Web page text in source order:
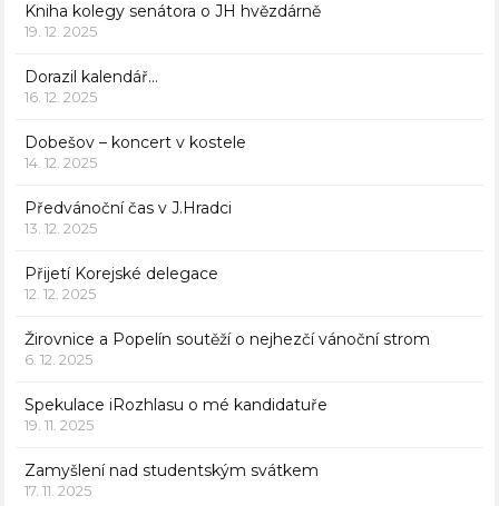
Kniha kolegy senátora o JH hvězdárně
19. 12. 2025
Dorazil kalendář…
16. 12. 2025
Dobešov – koncert v kostele
14. 12. 2025
Předvánoční čas v J.Hradci
13. 12. 2025
Přijetí Korejské delegace
12. 12. 2025
Žirovnice a Popelín soutěží o nejhezčí vánoční strom
6. 12. 2025
Spekulace iRozhlasu o mé kandidatuře
19. 11. 2025
Zamyšlení nad studentským svátkem
17. 11. 2025